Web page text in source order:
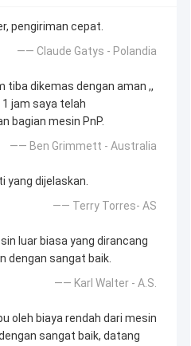
pengiriman cepat.
—— Claude Gatys - Polandia
tiba dikemas dengan aman ,,
jam saya telah
bagian mesin PnP.
—— Ben Grimmett - Australia
yang dijelaskan.
—— Terry Torres- AS
luar biasa yang dirancang
dengan sangat baik.
—— Karl Walter - A.S.
oleh biaya rendah dari mesin
sangat baik, datang